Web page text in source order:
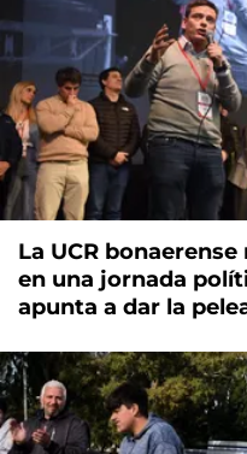
La UCR
en una jornada
apunta a dar la